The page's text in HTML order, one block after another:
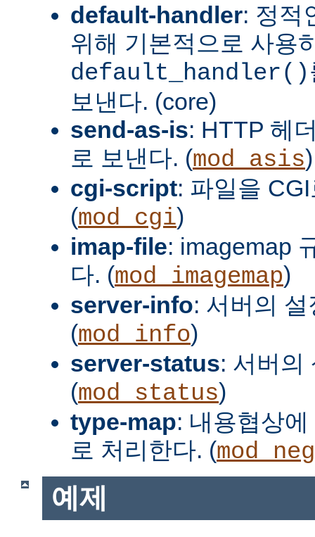
default-handler: 정적
위해 기본적으로 사용
default_handler()
보낸다. (core)
send-as-is: HTTP 헤
로 보낸다. (mod_asis)
cgi-script: 파일을
(mod_cgi)
imap-file: imagemap
다. (mod_imagemap)
server-info: 서버의
(mod_info)
server-status: 서버의
(mod_status)
type-map: 내용협상
로 처리한다. (
예제